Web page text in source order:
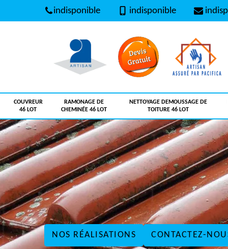
indisponible indisponible
COUVREUR
46 LOT
RAMONAGE DE
CHEMINÉE 46 LOT
NETTOYAGE DEMOUSSAGE DE
TOITURE 46 LOT
NOS RÉALISATIONS CONTACTEZ-